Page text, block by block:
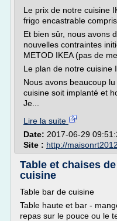
Le prix de notre cuisine
frigo encastrable compris.
Et bien sûr, nous avons
nouvelles contraintes
METOD IKEA (pas de
Le plan de notre cuisine
Nous avons beaucoup
cuisine soit implanté et
Je...
Lire la suite
Date: 2017-06-29
Site : http://
Table et chaises
cuisine
Table bar de cuisine
Table haute et bar -
repas sur le pouce ou le